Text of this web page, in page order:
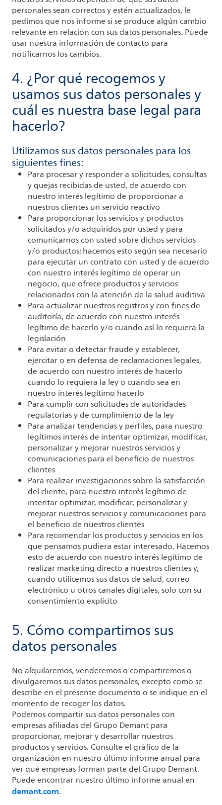
personales sean correctos y estén actualizados, le
pedimos que nos informe si se produce algún cambio
relevante en relación con sus datos personales. Puede
usar nuestra información de contacto para
notificarnos los cambios.
4. ¿Por qué recogemos y
usamos sus datos personales y
cuál es nuestra base legal para
hacerlo?
Utilizamos sus datos personales para los
siguientes fines:
Para procesar y responder a solicitudes, consultas
y quejas recibidas de usted, de acuerdo con
nuestro interés legítimo de proporcionar a
nuestros clientes un servicio reactivo
Para proporcionar los servicios y productos
solicitados y/o adquiridos por usted y para
comunicarnos con usted sobre dichos servicios
y/o productos; hacemos esto según sea necesario
para ejecutar un contrato con usted y de acuerdo
con nuestro interés legítimo de operar un
negocio, que ofrece productos y servicios
relacionados con la atención de la salud auditiva
Para actualizar nuestros registros y con fines de
auditoría, de acuerdo con nuestro interés
legítimo de hacerlo y/o cuando así lo requiera la
legislación
Para evitar o detectar fraude y establecer,
ejercitar o en defensa de reclamaciones legales,
de acuerdo con nuestro interés de hacerlo
cuando lo requiera la ley o cuando sea en
nuestro interés legítimo hacerlo
Para cumplir con solicitudes de autoridades
regulatorias y de cumplimiento de la ley
Para analizar tendencias y perfiles, para nuestro
legítimos interés de intentar optimizar, modificar,
personalizar y mejorar nuestros servicios y
comunicaciones para el beneficio de nuestros
clientes
Para realizar investigaciones sobre la satisfacción
del cliente, para nuestro interés legítimo de
intentar optimizar, modificar, personalizar y
mejorar nuestros servicios y comunicaciones para
el beneficio de nuestros clientes
Para recomendar los productos y servicios en los
que pensamos pudiera estar interesado. Hacemos
esto de acuerdo con nuestro interés legítimo de
realizar marketing directo a nuestros clientes y,
cuando utilicemos sus datos de salud, correo
electrónico u otros canales digitales, solo con su
consentimiento explícito
5. Cómo compartimos sus
datos personales
No alquilaremos, venderemos o compartiremos o
divulgaremos sus datos personales, excepto como se
describe en el presente documento o se indique en el
momento de recoger los datos.
Podemos compartir sus datos personales con
empresas afiliadas del Grupo Demant para
proporcionar, mejorar y desarrollar nuestros
productos y servicios. Consulte el gráfico de la
organización en nuestro último informe anual para
ver qué empresas forman parte del Grupo Demant.
Puede encontrar nuestro último informe anual en
demant.com.